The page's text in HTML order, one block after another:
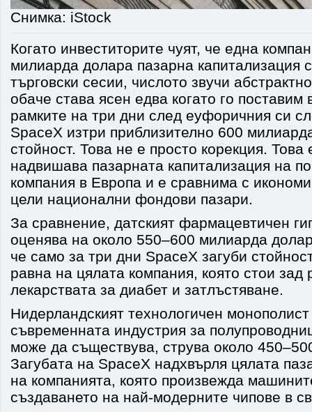
Снимка: iStock
Когато инвеститорите чуят, че една
милиарда долара пазарна капитализация
търговски сесии, числото звучи
обаче става ясен едва когато го поставим
рамките на три дни след еуфоричния си
SpaceX изтри приблизително 600
стойност. Това не е просто корекция. Това
надвишава пазарната капитализация на
компания в Европа и е сравнима с
цели национални фондови пазари.
За сравнение, датският фармацевтичен
оценява на около 550–600 милиарда
че само за три дни SpaceX загуби
равна на цялата компания, която стои зад
лекарствата за диабет и затлъстяване.
Нидерландският технологичен
съвременната индустрия за
може да съществува, струва около
Загубата на SpaceX надхвърля цялата
на компанията, която произвежда
създаването на най-модерните чипове в